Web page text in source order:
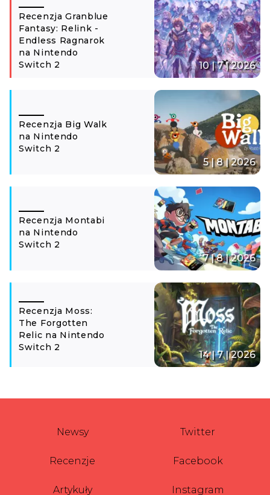
Recenzja Granblue
Fantasy: Relink -
Endless Ragnarok
na Nintendo
Switch 2
10 | 7 | 2026
Recenzja Big Walk
na Nintendo
Switch 2
5 | 8 | 2026
Recenzja Montabi
na Nintendo
Switch 2
7 | 8 | 2026
Recenzja Moss:
The Forgotten
Relic na Nintendo
Switch 2
14 | 7 | 2026
Newsy
Recenzje
Artykuły
Twitter
Facebook
Instagram